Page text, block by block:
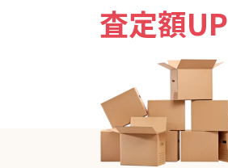
査定額UP